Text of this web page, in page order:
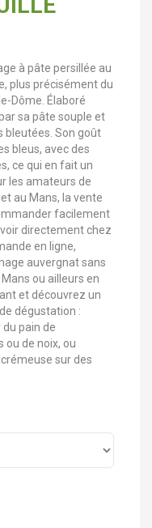
à pâte persillée au
plus précisément du
Dôme. Élaboré
sa pâte souple et
bleutées. Son goût
bleus, avec des
ce qui en fait un
les amateurs de
au Mans, la vente
facilement
directement chez
en ligne,
auvergnat sans
ou ailleurs en
et découvrez un
dégustation :
pain de
ou de noix, ou
sur des